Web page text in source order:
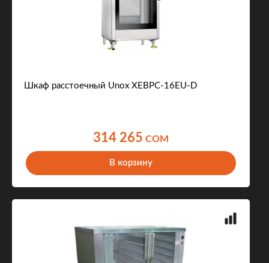
Шкаф расстоечный Unox XEBPC-16EU-D
314 265 COM
В корзину